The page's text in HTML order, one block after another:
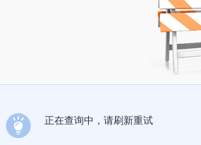
正在查询中，请刷新重试